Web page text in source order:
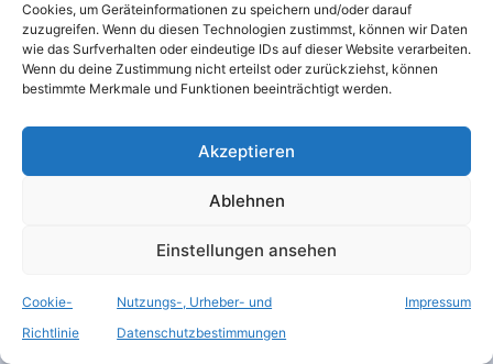
Cookies, um Geräteinformationen zu speichern und/oder darauf
zuzugreifen. Wenn du diesen Technologien zustimmst, können wir Daten
wie das Surfverhalten oder eindeutige IDs auf dieser Website verarbeiten.
Wenn du deine Zustimmung nicht erteilst oder zurückziehst, können
bestimmte Merkmale und Funktionen beeinträchtigt werden.
Akzeptieren
Ablehnen
Einstellungen ansehen
Cookie-
Richtlinie
Nutzungs-, Urheber- und
Datenschutzbestimmungen
Impressum
Re: SpaceX-Weltraumbahnhof Pecan Island (Louisiana)
Re: Starship Flug 13 (B20/S40)